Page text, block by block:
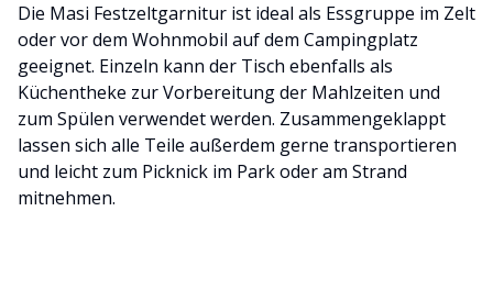
Die Masi Festzeltgarnitur ist ideal als Essgruppe im Zelt
oder vor dem Wohnmobil auf dem Campingplatz
geeignet. Einzeln kann der Tisch ebenfalls als
Küchentheke zur Vorbereitung der Mahlzeiten und
zum Spülen verwendet werden. Zusammengeklappt
lassen sich alle Teile außerdem gerne transportieren
und leicht zum Picknick im Park oder am Strand
mitnehmen.